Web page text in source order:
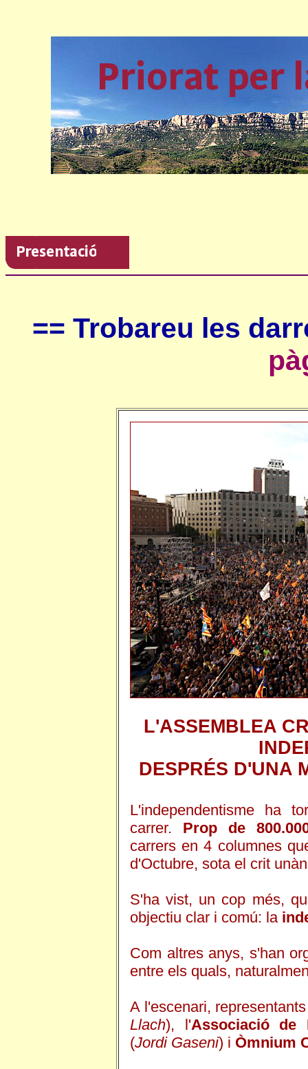
== Trobareu les
L'ASSEMBLEA
DESPRÉS D'UNA
L'independentisme ha
carrer. Prop de
carrers en 4 columnes
d'Octubre, sota el crit
S'ha vist, un cop més,
objectiu clar i comú: la
Com altres anys, s'han
entre els quals,
A l'escenari,
Llach), l'Associació de
(Jordi Gaseni) i Òmnium